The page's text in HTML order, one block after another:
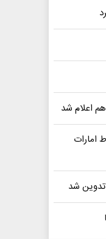
اعلام شد
امارات
تدوین شد